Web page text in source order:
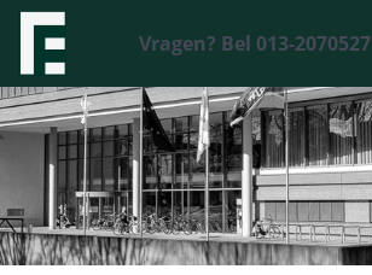
Vragen? Bel 013-2070527